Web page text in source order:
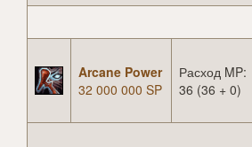
Arcane Power
32 000 000 SP
Расход MP:
36 (36 + 0)